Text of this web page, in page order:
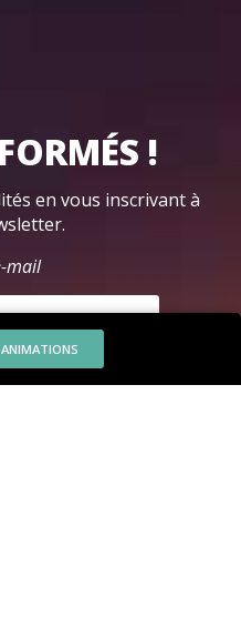
ANIMATIONS
!
en vous inscrivant à
mail